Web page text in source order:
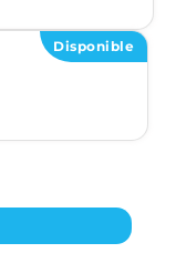
Disponible